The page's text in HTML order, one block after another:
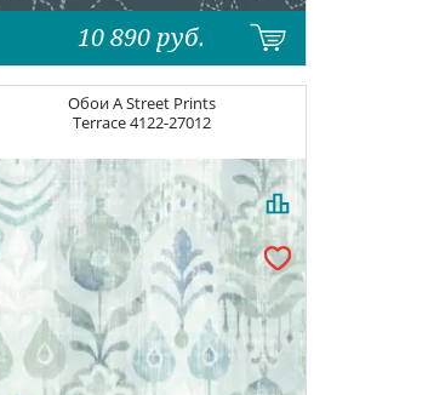
10 890 руб.
ОбоиA Street Prints
Terrace4122-27012